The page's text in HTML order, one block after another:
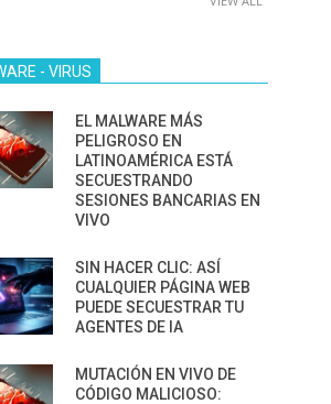
- VIRUS
EL MALWARE MÁS
PELIGROSO EN
LATINOAMÉRICA ESTÁ
SECUESTRANDO
SESIONES BANCARIAS EN
VIVO
SIN HACER CLIC: ASÍ
CUALQUIER PÁGINA WEB
PUEDE SECUESTRAR TU
AGENTES DE IA
MUTACIÓN EN VIVO DE
CÓDIGO MALICIOSO: